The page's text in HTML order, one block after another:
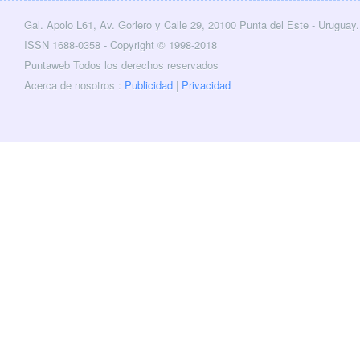
Gal. Apolo L61, Av. Gorlero y Calle 29, 20100 Punta del Este - Uruguay.
ISSN 1688-0358 - Copyright © 1998-2018
Puntaweb Todos los derechos reservados
Acerca de nosotros : Publicidad | Privacidad
Twitter